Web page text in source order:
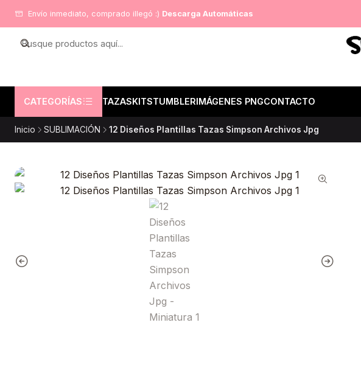
CATEGORÍAS TAZASKITSTUMBLERIMÁGENES PNGCONTACTO
Envío inmediato, comprado illegó :) Descarga Automáticas
Inicio SUBLIMACIÓN 12 Diseños Plantillas Tazas Simpson Archivos Jpg